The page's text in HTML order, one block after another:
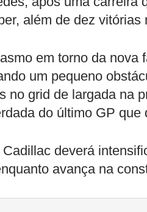
além de dez vitórias
em torno da
um pequeno
no grid de largada na
do último GP
deverá
avança na